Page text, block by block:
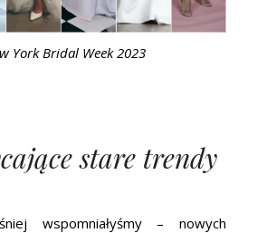
York Bridal Week 2023
stare trendy
wspomniałyśmy – nowych